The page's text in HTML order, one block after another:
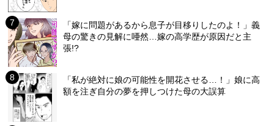
「嫁に問題があるから息子が目移りしたのよ！」義
母の驚きの見解に唖然…嫁の高学歴が原因だと主
張!?
「私が絶対に娘の可能性を開花させる…！」娘に高
額を注ぎ自分の夢を押しつけた母の大誤算